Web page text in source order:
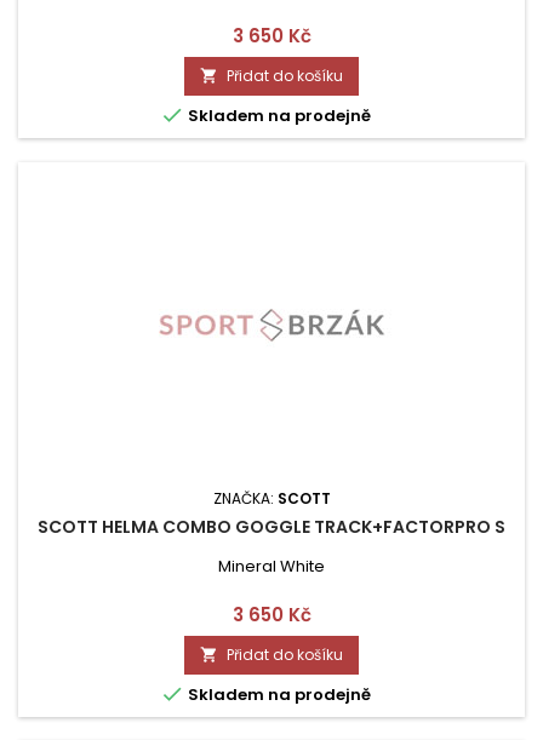
Cena
3 650 Kč
 Přidat do košíku
 Skladem na prodejně
ZNAČKA: SCOTT
SCOTT HELMA COMBO GOGGLE TRACK+FACTORPRO S
Mineral White
Cena
3 650 Kč
 Přidat do košíku
 Skladem na prodejně